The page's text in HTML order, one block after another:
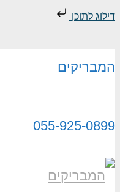
דילוג לתוכן
המבריקים
055-925-0899